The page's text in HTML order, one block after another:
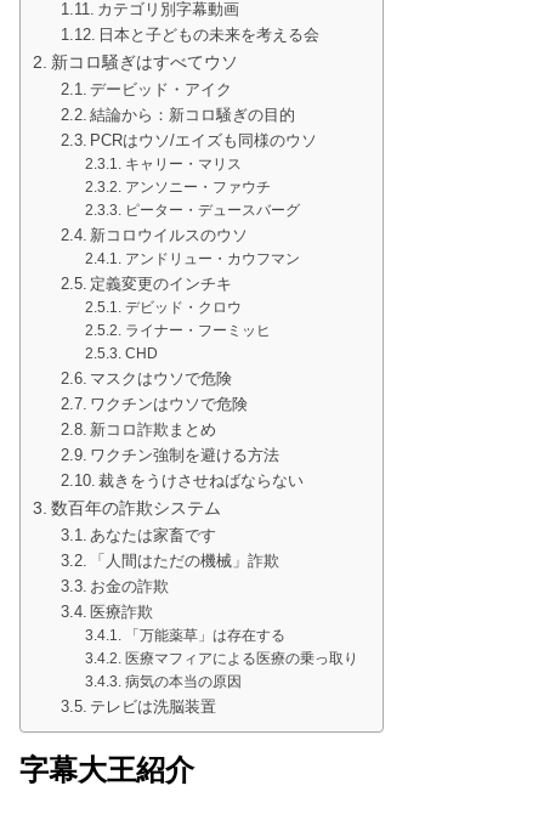
カテゴリ別字幕動画
日本と子どもの未来を考える会
新コロ騒ぎはすべてウソ
デービッド・アイク
結論から：新コロ騒ぎの目的
PCRはウソ/エイズも同様のウソ
キャリー・マリス
アンソニー・ファウチ
ピーター・デュースバーグ
新コロウイルスのウソ
アンドリュー・カウフマン
定義変更のインチキ
デビッド・クロウ
ライナー・フーミッヒ
CHD
マスクはウソで危険
ワクチンはウソで危険
新コロ詐欺まとめ
ワクチン強制を避ける方法
裁きをうけさせねばならない
数百年の詐欺システム
あなたは家畜です
「人間はただの機械」詐欺
お金の詐欺
医療詐欺
「万能薬草」は存在する
医療マフィアによる医療の乗っ取り
病気の本当の原因
テレビは洗脳装置
字幕大王紹介